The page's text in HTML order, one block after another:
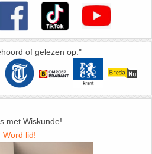
of gelezen op:"
met Wiskunde!
Word lid!